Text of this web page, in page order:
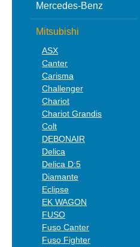
Mercedes-Benz
Mitsubishi
ASX
Canter
Carisma
Challenger
Chariot
Chariot Grandis
Colt
DEBONAIR
Delica
Delica D:5
Diamante
Eclipse
EK WAGON
FUSO
Fuso Canter
Fuso Fighter